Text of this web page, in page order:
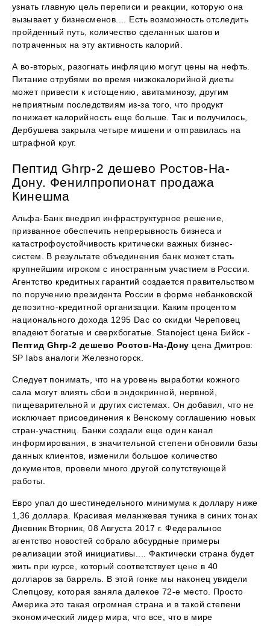
узнать главную цель переписи и реакции, которую она
вызывает у бизнесменов.... Есть возможность отследить
пройденный путь, количество сделанных шагов и
потраченных на эту активность калорий.
А во-вторых, разогнать инфляцию могут цены на нефть.
Питание отрубями во время низкокалорийной диеты
может привести к истощению, авитаминозу, другим
неприятным последствиям из-за того, что продукт
понижает калорийность еще больше. Так и получилось,
Дербушева закрыла четыре мишени и отправилась на
штрафной круг.
Пептид Ghrp-2 дешево Ростов-На-
Дону. Фенилпропионат продажа
Кинешма
Альфа-Банк внедрил инфраструктурное решение,
призванное обеспечить непрерывность бизнеса и
катастрофоустойчивость критически важных бизнес-
систем. В результате объединения банк может стать
крупнейшим игроком с иностранным участием в России.
Агентство кредитных гарантий создается правительством
по поручению президента России в форме небанковской
депозитно-кредитной организации. Каким процентом
национального дохода 1295 Dac со скидки Череповец
владеют богатые и сверхбогатые. Stanoject цена Бийск -
Пептид Ghrp-2 дешево Ростов-На-Дону цена Дмитров:
SP labs аналоги Железногорск.
Следует понимать, что на уровень выработки кожного
сала могут влиять сбои в эндокринной, нервной,
пищеварительной и других системах. Он добавил, что не
исключает присоединения к Венскому соглашению новых
стран-участниц. Банки создали еще один канал
информирования, в значительной степени обновили базы
данных клиентов, изменили большое количество
документов, провели много другой сопутствующей
работы.
Евро упал до шестинедельного минимума к доллару ниже
1,36 доллара. Красивая меланжевая туника в синих тонах
Дневник Вторник, 08 Августа 2017 г. Федеральное
агентство новостей собрало абсурдные примеры
реализации этой инициативы.... Фактически страна будет
жить при курсе, который соответствует цене в 40
долларов за баррель. В этой гонке мы наконец увидели
Слепцову, которая заняла далекое 72-е место. Просто
Америка это такая огромная страна и в такой степени
экономический лидер мира, что все, что в мире